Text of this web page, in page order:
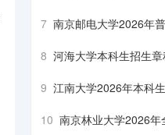
7 南京邮电大学2026年
8 河海大学本科生招生章
9 江南大学2026年本科
10 南京林业大学2026年